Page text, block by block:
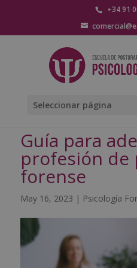
+34 91
Seleccionar página
Guía para
profesión de
forense
May 16, 2023 | Psicología